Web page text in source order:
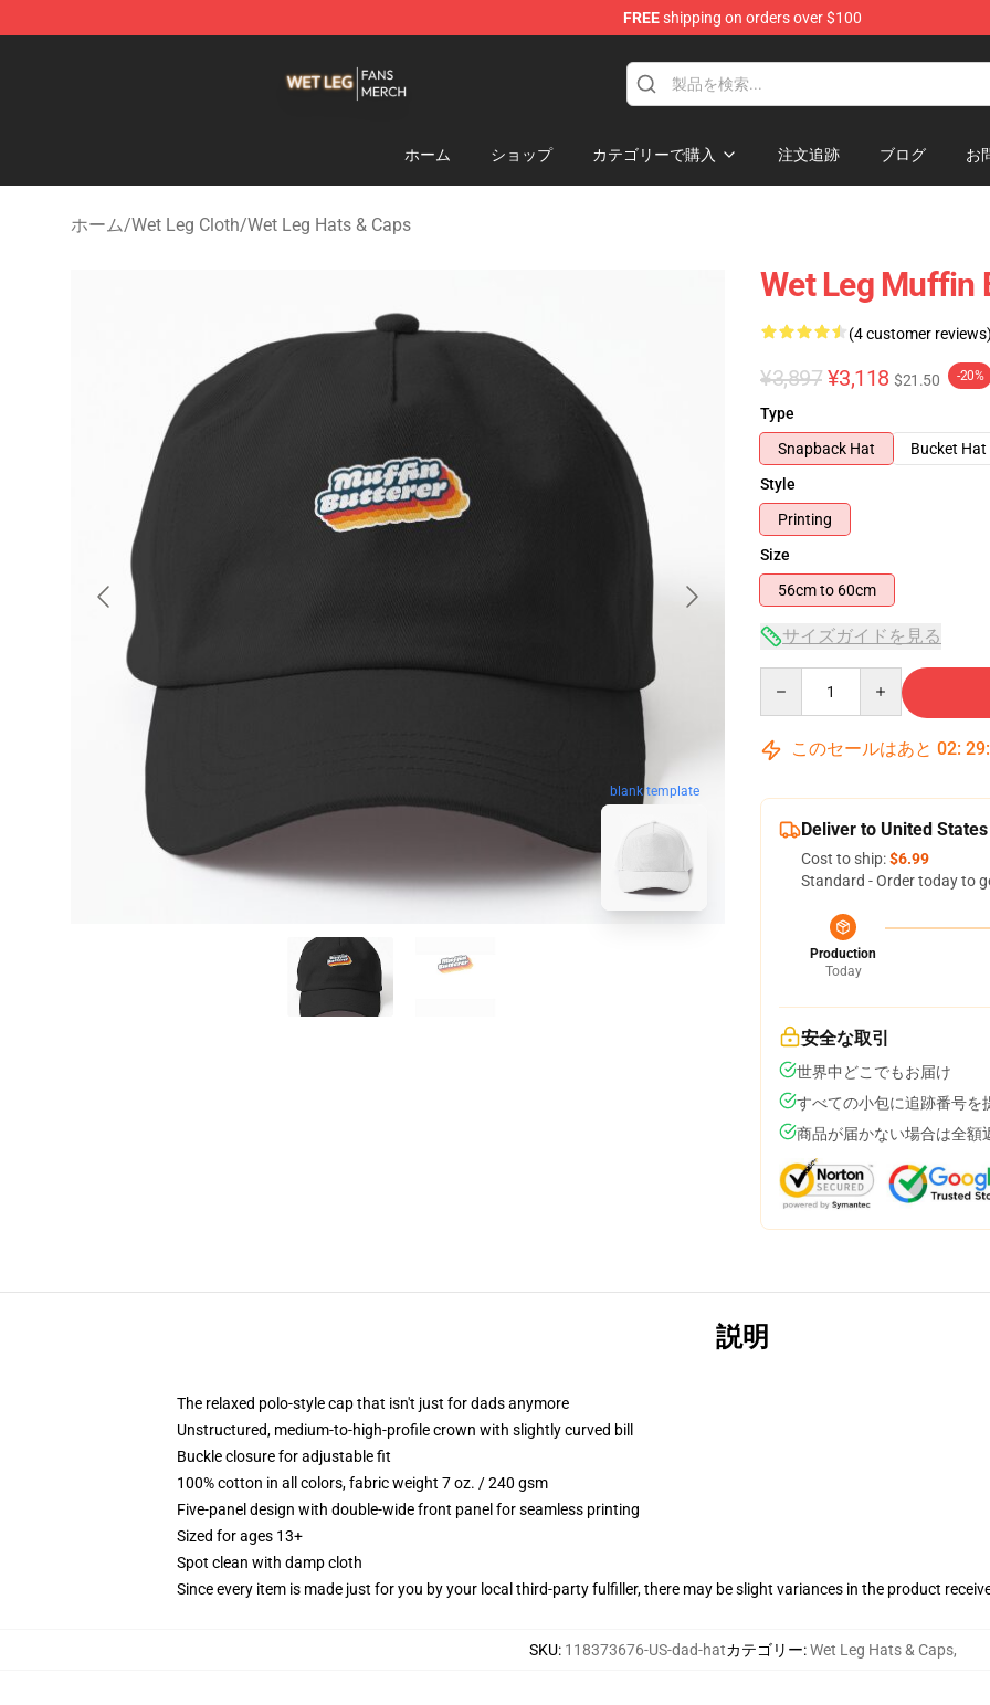
FREEshipping on orders over $100
ホーム ショップ カテゴリーで購入 注文追跡 ブログ お
ホーム/Wet Leg Cloth/Wet Leg Hats & Caps
blank template
Wet Leg Muffin
(4 customer reviews)
¥3,897 ¥3,118 $21.50 -20%
Type
Snapback Hat
Bucket Hat
Style
Printing
Size
56cm to 60cm
サイズガイドを見る
このセールはあと 02: 29:
Deliver to United States
Cost to ship:$6.99
Standard - Order today to
Production
Today
安全な取引
世界中どこでもお届け
すべての小包に追跡番号を
商品が届かない場合は全額
説明
The relaxed polo-style cap that isn't just for dads anymore
Unstructured, medium-to-high-profile crown with slightly curved bill
Buckle closure for adjustable fit
100% cotton in all colors, fabric weight 7 oz. / 240 gsm
Five-panel design with double-wide front panel for seamless printing
Sized for ages 13+
Spot clean with damp cloth
Since every item is made just for you by your local third-party fulfiller, there may be slight variances in the product
SKU: 118373676-US-dad-hatカテゴリー:Wet Leg Hats & Caps,